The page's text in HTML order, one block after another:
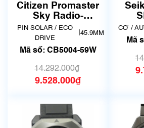
dụng, hàng đẹp, có chút
xước dăm)
Citizen Promaster
Sky Radio-
Controlled CB5004-
59W
PIN SOLAR / ECO
DRIVE
45.9MM
Mã số: CB5004-59W
14.292.000₫
9.528.000₫
sử
CƠ /
Mã